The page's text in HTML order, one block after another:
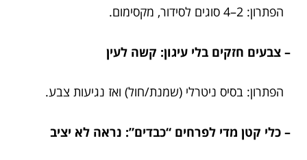
הפתרון: 2–4 סוגים לסידור, מקסימום.
– צבעים חזקים בלי עיגון: קשה לעין
הפתרון: בסיס ניטרלי (שמנת/חול) ואז נגיעות צבע.
– כלי קטן מדי לפרחים “כבדים”: נראה לא יציב